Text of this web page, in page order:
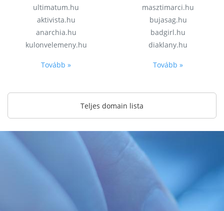
ultimatum.hu
aktivista.hu
anarchia.hu
kulonvelemeny.hu
Tovább »
masztimarci.hu
bujasag.hu
badgirl.hu
diaklany.hu
Tovább »
Teljes domain lista